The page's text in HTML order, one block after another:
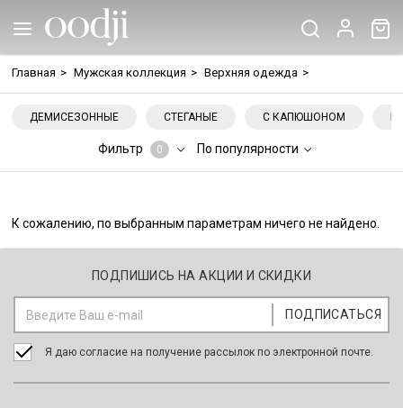
Главная > Мужская коллекция > Верхняя одежда >
ДЕМИСЕЗОННЫЕ СТЕГАНЫЕ С КАПЮШОНОМ
Фильтр 0 По популярности
К сожалению, по выбранным параметрам ничего не найдено.
ПОДПИШИСЬ НА АКЦИИ И СКИДКИ
Я даю согласие на получение рассылок по электронной почте.